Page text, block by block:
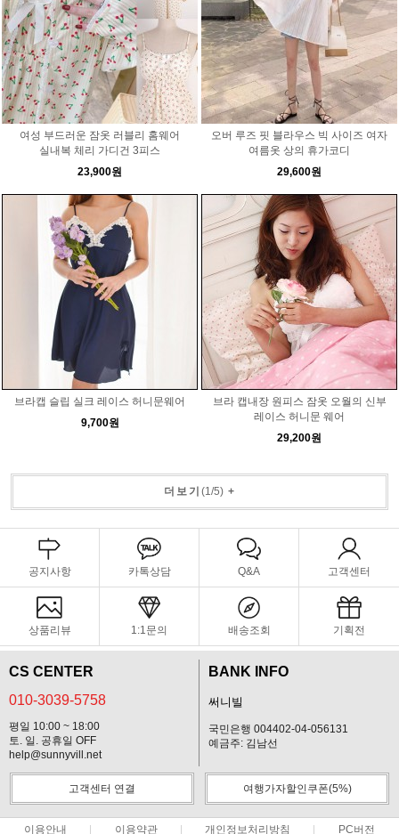
여성 부드러운 잠옷 러블리 홈웨어
실내복 체리 가디건 3피스
23,900원
오버 루즈 핏 블라우스 빅 사이즈 여자
여름옷 상의 휴가코디
29,600원
브라캡 슬립 실크 레이스 허니문웨어
9,700원
브라 캡내장 원피스 잠옷 오월의 신부
레이스 허니문 웨어
29,200원
더보기 (1/5)+
공지사항 카톡상담 Q&A 고객센터
상품리뷰 1:1문의 배송조회 기획전
CS CENTER
010-3039-5758
평일 10:00 ~ 18:00
토. 일. 공휴일 OFF
help@sunnyvill.net
BANK INFO
써니빌
국민은행 004402-04-056131
예금주: 김남선
고객센터 연결 여행가자할인쿠폰(5%)
이용안내 이용약관 개인정보처리방침 PC버전